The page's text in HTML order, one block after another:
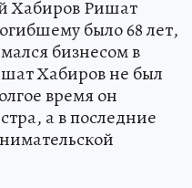
Хабиров Ришат
было 68 лет,
бизнесом в
Хабиров не был
время он
а в последние